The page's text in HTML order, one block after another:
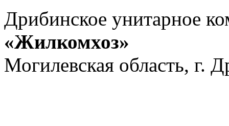
Дрибинское унитарное
«Жилкомхоз»
Могилевская область, г.